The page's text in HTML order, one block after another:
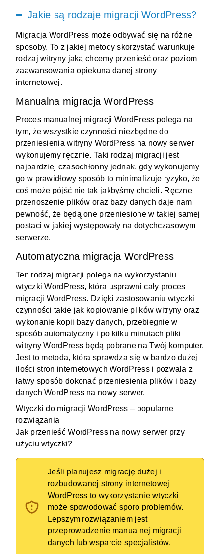
Jakie są rodzaje migracji WordPress?
Migracja WordPress może odbywać się na różne
sposoby. To z jakiej metody skorzystać warunkuje
rodzaj witryny jaką chcemy przenieść oraz poziom
zaawansowania opiekuna danej strony
internetowej.
Manualna migracja WordPress
Proces manualnej migracji WordPress polega na
tym, że wszystkie czynności niezbędne do
przeniesienia witryny WordPress na nowy serwer
wykonujemy ręcznie. Taki rodzaj migracji jest
najbardziej czasochłonny jednak, gdy wykonujemy
go w prawidłowy sposób to minimalizuje ryzyko, że
coś może pójść nie tak jakbyśmy chcieli. Ręczne
przenoszenie plików oraz bazy danych daje nam
pewność, że będą one przeniesione w takiej samej
postaci w jakiej występowały na dotychczasowym
serwerze.
Automatyczna migracja WordPress
Ten rodzaj migracji polega na wykorzystaniu
wtyczki WordPress, która usprawni cały proces
migracji WordPress. Dzięki zastosowaniu wtyczki
czynności takie jak kopiowanie plików witryny oraz
wykonanie kopii bazy danych, przebiegnie w
sposób automatyczny i po kilku minutach pliki
witryny WordPress będą pobrane na Twój komputer.
Jest to metoda, która sprawdza się w bardzo dużej
ilości stron internetowych WordPress i pozwala z
łatwy sposób dokonać przeniesienia plików i bazy
danych WordPress na nowy serwer.
Wtyczki do migracji WordPress – popularne
rozwiązania
Jak przenieść WordPress na nowy serwer przy
użyciu wtyczki?
Jeśli planujesz migrację dużej i
rozbudowanej strony internetowej
WordPress to wykorzystanie wtyczki
może spowodować sporo problemów.
Lepszym rozwiązaniem jest
przeprowadzenie manualnej migracji
danych lub wsparcie specjalistów.